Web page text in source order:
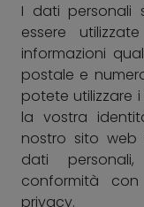
I dati personali
essere
informazioni
postale e
potete utilizzare i
la vostra
nostro sito web
dati
conformità
privacy.